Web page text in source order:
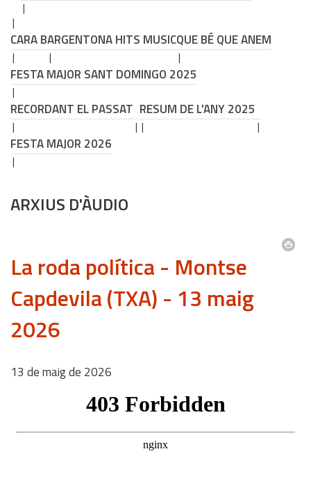
CARA BARGENTONA HITS MUSICQUE BÉ QUE ANEM
FESTA MAJOR SANT DOMINGO 2025
RECORDANT EL PASSAT RESUM DE L'ANY 2025
FESTA MAJOR 2026
ARXIUS D'ÀUDIO
La roda política - Montse
Capdevila (TXA) - 13 maig
2026
13 demaigde 2026